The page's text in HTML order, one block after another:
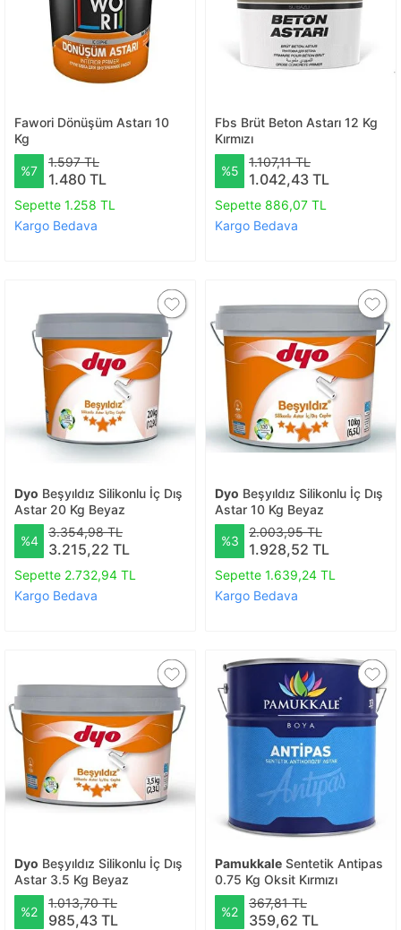
Fawori Dönüşüm Astarı 10
Kg
%7
1.597 TL
1.480 TL
Sepette 1.258 TL
Kargo Bedava
Fbs Brüt Beton Astarı 12 Kg
Kırmızı
%5
1.107,11 TL
1.042,43 TL
Sepette 886,07 TL
Kargo Bedava
Dyo Beşyıldız Silikonlu İç Dış
Astar 20 Kg Beyaz
%4
3.354,98 TL
3.215,22 TL
Sepette 2.732,94 TL
Kargo Bedava
Dyo Beşyıldız Silikonlu İç Dış
Astar 10 Kg Beyaz
%3
2.003,95 TL
1.928,52 TL
Sepette 1.639,24 TL
Kargo Bedava
Dyo Beşyıldız Silikonlu İç Dış
Astar 3.5 Kg Beyaz
%2
1.013,70 TL
985,43 TL
Pamukkale Sentetik Antipas
0.75 Kg Oksit Kırmızı
%2
367,81 TL
359,62 TL